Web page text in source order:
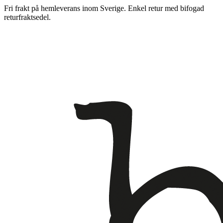
Fri frakt på hemleverans inom Sverige. Enkel retur med bifogad
returfraktsedel.